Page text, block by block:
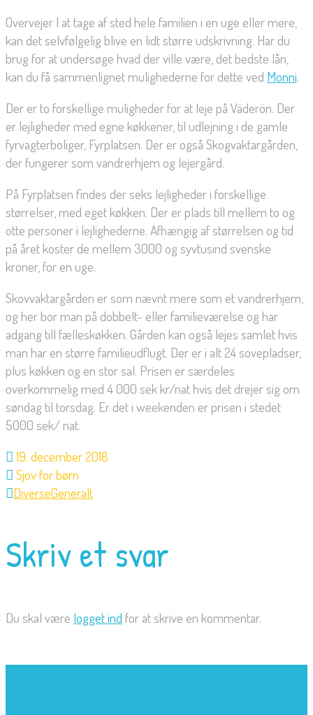
Overvejer I at tage af sted hele familien i en uge eller mere,
kan det selvfølgelig blive en lidt større udskrivning. Har du
brug for at undersøge hvad der ville være, det bedste lån,
kan du få sammenlignet mulighederne for dette ved Monni.
Der er to forskellige muligheder for at leje på Väderön. Der
er lejligheder med egne køkkener, til udlejning i de gamle
fyrvagterboliger, Fyrplatsen. Der er også Skogvaktargården,
der fungerer som vandrerhjem og lejergård.
På Fyrplatsen findes der seks lejligheder i forskellige
størrelser, med eget køkken. Der er plads till mellem to og
otte personer i lejlighederne. Afhængig af størrelsen og tid
på året koster de mellem 3000 og syvtusind svenske
kroner, for en uge.
Skovvaktargården er som nævnt mere som et vandrerhjem,
og her bor man på dobbelt- eller familieværelse og har
adgang till fælleskøkken. Gården kan også lejes samlet hvis
man har en større familieudflugt. Der er i alt 24 sovepladser,
plus køkken og en stor sal. Prisen er særdeles
overkommelig med 4 000 sek kr/nat hvis det drejer sig om
søndag til torsdag. Er det i weekenden er prisen i stedet
5000 sek/ nat.
19. december 2018
Sjov for børn
DiverseGeneralt
Skriv et svar
Du skal være logget ind for at skrive en kommentar.